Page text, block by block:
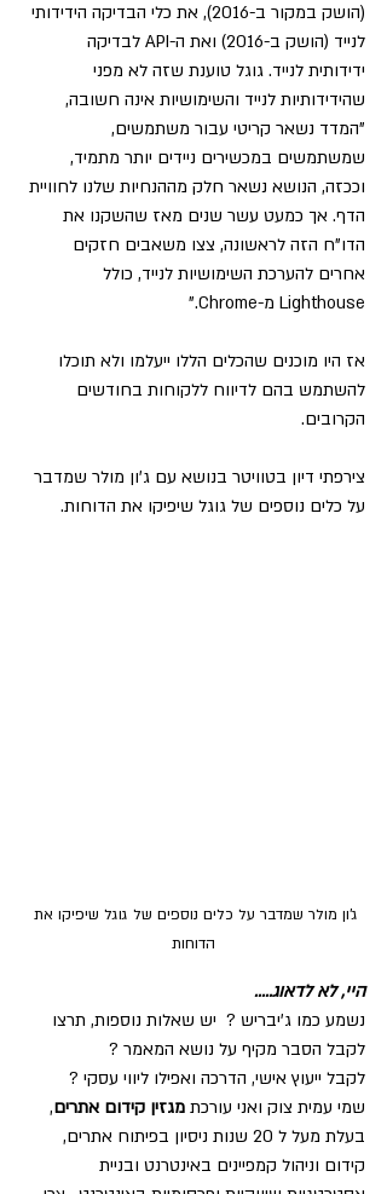
(הושק במקור ב-2016), את כלי הבדיקה הידידותי
לנייד (הושק ב-2016) ואת ה-API לבדיקה
ידידותית לנייד. גוגל טוענת שזה לא מפני
שהידידותיות לנייד והשימושיות אינה חשובה,
"המדד נשאר קריטי עבור משתמשים,
שמשתמשים במכשירים ניידים יותר מתמיד,
וככזה, הנושא נשאר חלק מההנחיות שלנו לחוויית
הדף. אך כמעט עשר שנים מאז שהשקנו את
הדו"ח הזה לראשונה, צצו משאבים חזקים
אחרים להערכת השימושיות לנייד, כולל
Lighthouse מ-Chrome."
אז היו מוכנים שהכלים הללו ייעלמו ולא תוכלו
להשתמש בהם לדיווח ללקוחות בחודשים
הקרובים.
צירפתי דיון בטוויטר בנושא עם ג'ון מולר שמדבר
על כלים נוספים של גוגל שיפיקו את הדוחות.
ג'ון מולר שמדבר על כלים נוספים של גוגל שיפיקו את
הדוחות
היי, לא לדאוג.....
נשמע כמו ג'יבריש ?  יש שאלות נוספות, תרצו
לקבל הסבר מקיף על נושא המאמר ?
לקבל ייעוץ אישי, הדרכה ואפילו ליווי עסקי ?
שמי עמית צוק ואני עורכת מגזין קידום אתרים,
בעלת מעל ל 20 שנות ניסיון בפיתוח אתרים,
קידום וניהול קמפיינים באינטרנט ובניית